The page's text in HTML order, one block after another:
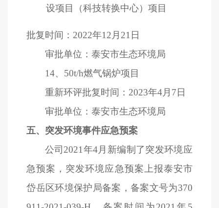
设项目（科技转换中心）项目
批复时间：2022年12月21日
审批单位：泰安市生态环境局
14、50t/h燃气锅炉项目
重新环评批复时间：2023年4月7日
审批单位：泰安市生态环境局
五、突发环境事件应急预案
公司2021年4月新编制了突发环境应
急预案，突发环境应急预案上报泰安市
岱岳区环境保护局备案，备案文号为370